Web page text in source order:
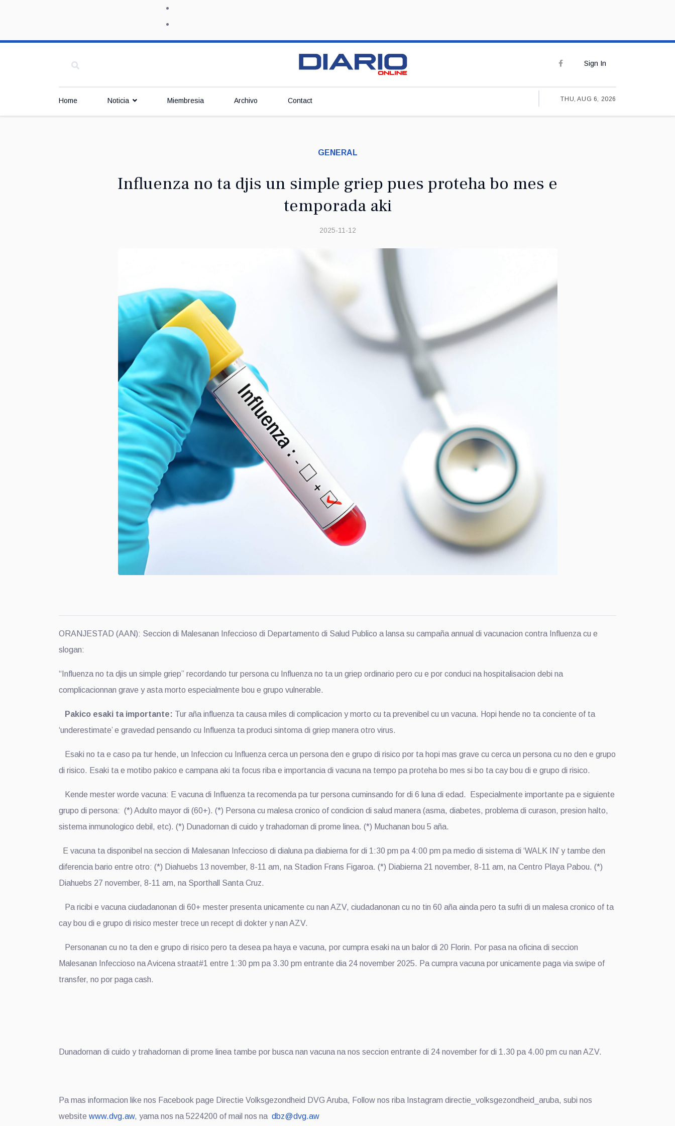
Sign In
Home Noticia Miembresia Archivo Contact THU, AUG 6, 2026
GENERAL
Influenza no ta djis un simple griep pues proteha bo mes e
temporada aki
2025-11-12
ORANJESTAD (AAN): Seccion di Malesanan Infeccioso di Departamento di Salud Publico a lansa su campaña annual di vacunacion contra Influenza cu e
slogan:
“Influenza no ta djis un simple griep” recordando tur persona cu Influenza no ta un griep ordinario pero cu e por conduci na hospitalisacion debi na
complicacionnan grave y asta morto especialmente bou e grupo vulnerable.
Pakico esaki ta importante: Tur aña influenza ta causa miles di complicacion y morto cu ta prevenibel cu un vacuna. Hopi hende no ta conciente of ta
‘underestimate’ e gravedad pensando cu Influenza ta produci sintoma di griep manera otro virus.
Esaki no ta e caso pa tur hende, un Infeccion cu Influenza cerca un persona den e grupo di risico por ta hopi mas grave cu cerca un persona cu no den e grupo
di risico. Esaki ta e motibo pakico e campana aki ta focus riba e importancia di vacuna na tempo pa proteha bo mes si bo ta cay bou di e grupo di risico.
Kende mester worde vacuna: E vacuna di Influenza ta recomenda pa tur persona cuminsando for di 6 luna di edad. Especialmente importante pa e siguiente
grupo di persona: (*) Adulto mayor di (60+). (*) Persona cu malesa cronico of condicion di salud manera (asma, diabetes, problema di curason, presion halto,
sistema inmunologico debil, etc). (*) Dunadornan di cuido y trahadornan di prome linea. (*) Muchanan bou 5 aña.
E vacuna ta disponibel na seccion di Malesanan Infeccioso di dialuna pa diabierna for di 1:30 pm pa 4:00 pm pa medio di sistema di ‘WALK IN’ y tambe den
diferencia bario entre otro: (*) Diahuebs 13 november, 8-11 am, na Stadion Frans Figaroa. (*) Diabierna 21 november, 8-11 am, na Centro Playa Pabou. (*)
Diahuebs 27 november, 8-11 am, na Sporthall Santa Cruz.
Pa ricibi e vacuna ciudadanonan di 60+ mester presenta unicamente cu nan AZV, ciudadanonan cu no tin 60 aña ainda pero ta sufri di un malesa cronico of ta
cay bou di e grupo di risico mester trece un recept di dokter y nan AZV.
Personanan cu no ta den e grupo di risico pero ta desea pa haya e vacuna, por cumpra esaki na un balor di 20 Florin. Por pasa na oficina di seccion
Malesanan Infeccioso na Avicena straat#1 entre 1:30 pm pa 3.30 pm entrante dia 24 november 2025. Pa cumpra vacuna por unicamente paga via swipe of
transfer, no por paga cash.
Dunadornan di cuido y trahadornan di prome linea tambe por busca nan vacuna na nos seccion entrante di 24 november for di 1.30 pa 4.00 pm cu nan AZV.
Pa mas informacion like nos Facebook page Directie Volksgezondheid DVG Aruba, Follow nos riba Instagram directie_volksgezondheid_aruba, subi nos
website www.dvg.aw, yama nos na 5224200 of mail nos na dbz@dvg.aw